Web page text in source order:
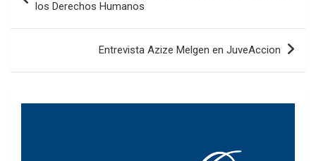
entradas
los Derechos Humanos
Entrevista Azize Melgen en JuveAccion